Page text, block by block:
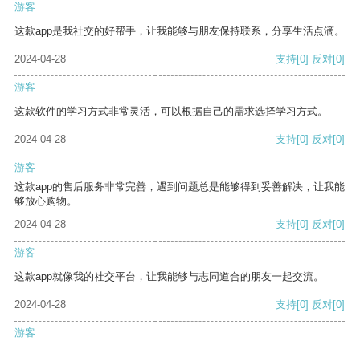
游客
这款app是我社交的好帮手，让我能够与朋友保持联系，分享生活点滴。
2024-04-28 支持[0] 反对[0]
游客
这款软件的学习方式非常灵活，可以根据自己的需求选择学习方式。
2024-04-28 支持[0] 反对[0]
游客
这款app的售后服务非常完善，遇到问题总是能够得到妥善解决，让我能
够放心购物。
2024-04-28
支持[0] 反对[0]
游客
这款app就像我的社交平台，让我能够与志同道合的朋友一起交流。
2024-04-28 支持[0] 反对[0]
游客